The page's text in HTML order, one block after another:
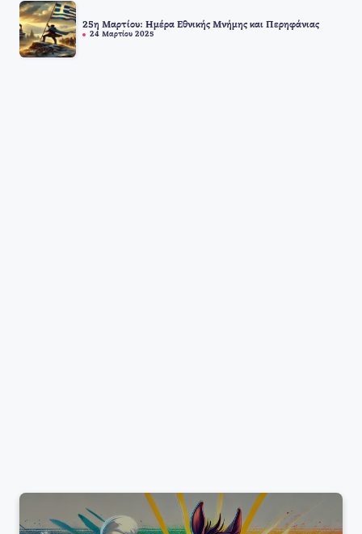
25η Μαρτίου: Ημέρα Εθνικής Μνήμης και Περηφάνιας
24 Μαρτίου 2025